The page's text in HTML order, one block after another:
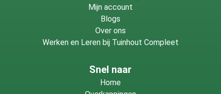
Mijn account
Blogs
Over ons
Werken en Leren bij Tuinhout Compleet
Snel naar
Home